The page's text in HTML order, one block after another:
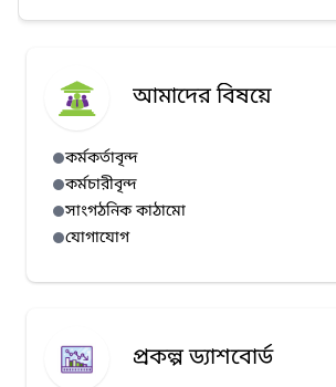
'আঞ্চলিক মানব সম্পদ উন্নয়ন কেন্দ্র ও
একাডেমি করা হয়েছে।
আমাদের বিষয়ে
কর্মকর্তাবৃন্দ
কর্মচারীবৃন্দ
সাংগঠনিক কাঠামো
যোগাযোগ
প্রকল্প ড্যাশবোর্ড